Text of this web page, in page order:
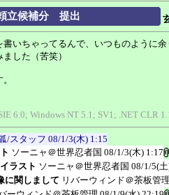
立候補分 提出
いちゃってるんで、いつものように
した（苦笑）
6.0; Windows NT 5.1; SV1; .NET CLR
/スタッフ 08/1/3(木) 1:15
ソーニャ＠世界忍者国 08/1/3(木) 1:17
ラスト ソーニャ＠世界忍者国 08/1/5(
に関しまして リバーウィンド＠茶板管